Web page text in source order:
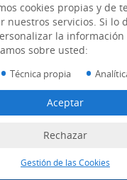
cookies propias y de
nuestros servicios. Si lo
la información
sobre usted:
• Técnica propia •
Aceptar
Rechazar
Gestión de las Cookies